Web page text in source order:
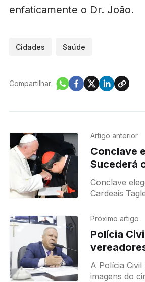
enfaticamente o Dr. João.
Cidades Saúde
Compartilhar:
Artigo anterior
Conclave
Sucederá
Francisco
Petrino?
Conclave
Cardeais
define rumos
Próximo artigo
Polícia
por
imagens
A Polícia Civil
imagens do